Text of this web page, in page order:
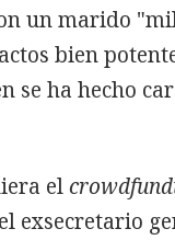
un marido
bien
se ha hecho
el
exsecretario